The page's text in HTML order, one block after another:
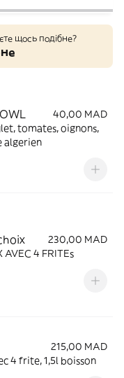
щось подібне?
40,00 MAD
tomates, oignons,
algerien
230,00 MAD
AVEC 4 FRITEs
215,00 MAD
4 frite, 1,5l boisson